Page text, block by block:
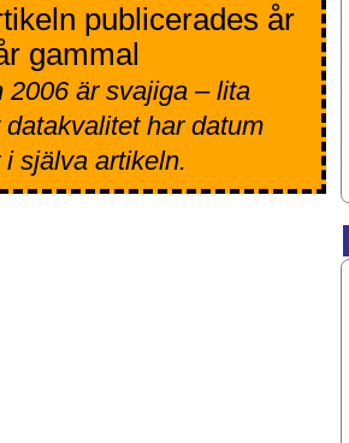
publicerades år
gammal
2006 är svajiga – lita
har datum
själva artikeln.